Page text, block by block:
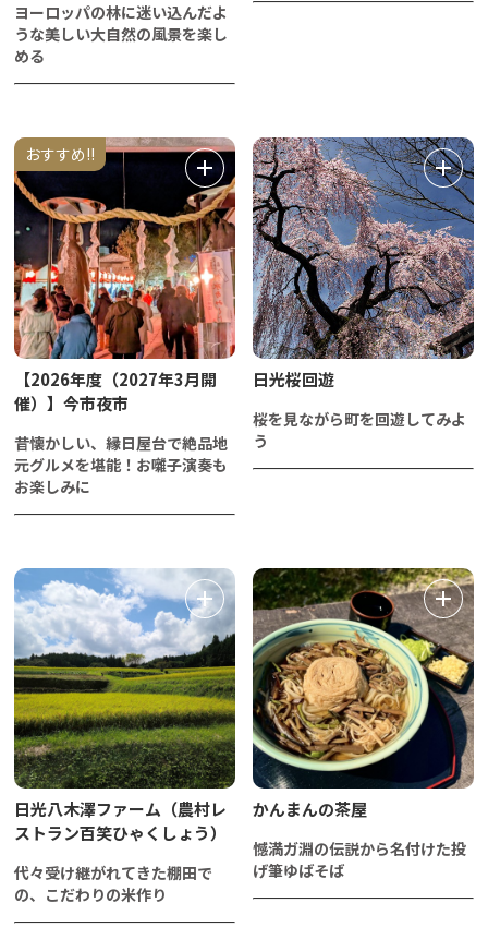
ヨーロッパの林に迷い込んだよ
うな美しい大自然の風景を楽し
める
おすすめ!!
【2026年度（2027年3月開
催）】今市夜市
昔懐かしい、縁日屋台で絶品地
元グルメを堪能！お囃子演奏も
お楽しみに
日光桜回遊
桜を見ながら町を回遊してみよ
う
日光八木澤ファーム（農村レ
ストラン百笑ひゃくしょう）
代々受け継がれてきた棚田で
の、こだわりの米作り
かんまんの茶屋
憾満ガ淵の伝説から名付けた投
げ筆ゆばそば